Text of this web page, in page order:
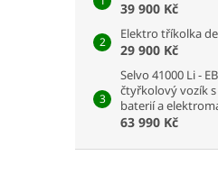
39 900 Kč
Elektro tříkolka
29 900 Kč
Selvo 41000 Li -
čtyřkolový vozík
baterií a
63 990 Kč